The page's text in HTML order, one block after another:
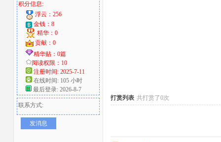
好
积分信息:
浮云：256
金钱：8
精华：0
贡献：0
精华贴：0篇
阅读权限：10
注册时间: 2025-7-11
在线时间: 105 小时
最后登录: 2026-8-7
联系方式:
发消息
打赏列表 共打赏了0次